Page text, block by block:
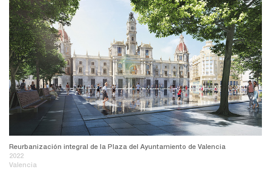
Reurbanización integral de la Plaza del Ayuntamiento de Valencia
2022
Valencia